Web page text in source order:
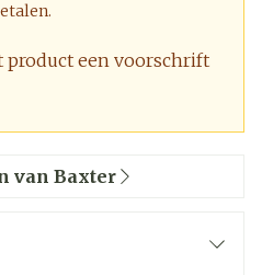
product een voorschrift
van Baxter